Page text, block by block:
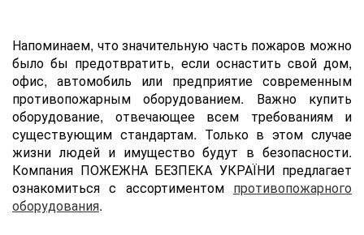
Напоминаем, что значительную часть пожаров можно
было бы предотвратить, если оснастить cвой дом,
офис, автомобиль или предприятие современным
противопожарным оборудованием. Важно купить
оборудование, отвечающее всем требованиям и
существующим стандартам. Только в этом случае
жизни людей и имущество будут в безопасности.
Компания ПОЖЕЖНА БЕЗПЕКА УКРАЇНИ предлагает
ознакомиться с ассортиментом противопожарного
оборудования.